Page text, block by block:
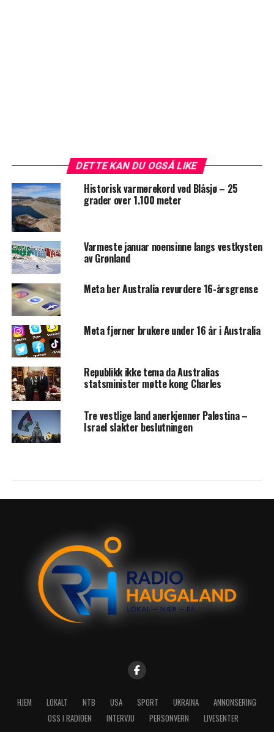
DETTE KAN DU OGSÅ LIKE
Historisk varmerekord ved Blåsjø – 25
grader over 1.100 meter
Varmeste januar noensinne langs vestkysten
av Grønland
Meta ber Australia revurdere 16-årsgrense
Meta fjerner brukere under 16 år i Australia
Republikk ikke tema da Australias
statsminister møtte kong Charles
Tre vestlige land anerkjenner Palestina –
Israel slakter beslutningen
HJEM LOKALT NTB USA SPORT UKRAINA
ANNONSERING
OSS I RADIOEN
INTERVJU PERSONVERN LIVESENTER